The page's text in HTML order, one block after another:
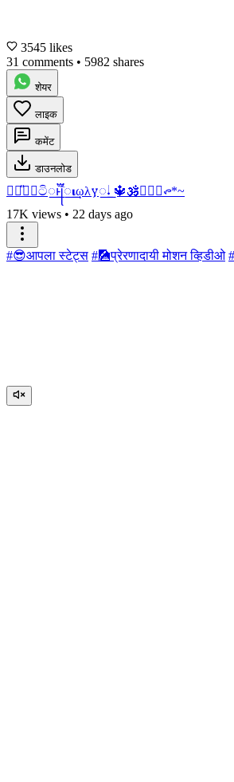
3545 likes
31 comments • 5982 shares
शेयर
लाइक
कमेंट
डाउनलोड
⎯꯭̎𝆺꯭𝅥ටි꯭ͱ֟፝ؖ꧊꯭𝛊ῳλ𐍅꯭𝆺𝅥 🔱🕉️🙇🏻‍♂️᭧*~
17K views • 22 days ago
#😎आपला स्टेट्स #🎑प्रेरणादायी मोशन व्हिडीओ